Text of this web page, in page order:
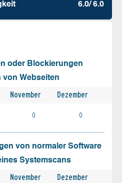
6.0/ 6.0
oder Blockierungen
Webseiten
November Dezember
0 0
von normaler Software
Systemscans
November Dezember